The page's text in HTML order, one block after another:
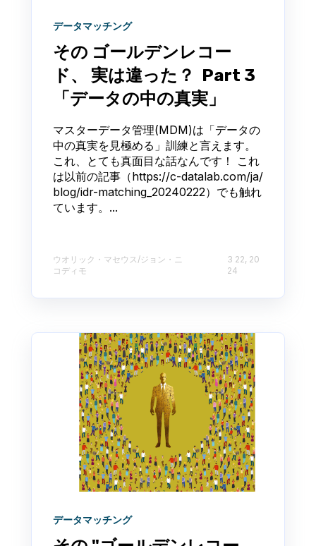
データマッチング
その ゴールデンレコー
ド、 実は違った？ Part 3
「データの中の真実」
マスターデータ管理(MDM)は「データの
中の真実を見極める」訓練と言えます。
これ、とても真面目な話なんです！ これ
は以前の記事（https://c-datalab.com/ja/
blog/idr-matching_20240222）でも触れ
ています。...
ウオリック・マセウス/ジョン・ニ
コディモ
3 22, 20
24
データマッチング